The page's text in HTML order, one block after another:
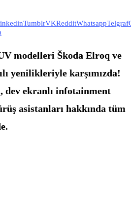
TumblrVKRedditWhatsappTelgraf
modelleri Škoda Elroq ve
yenilikleriyle karşımızda!
dev ekranlı infotainment
asistanları hakkında tüm